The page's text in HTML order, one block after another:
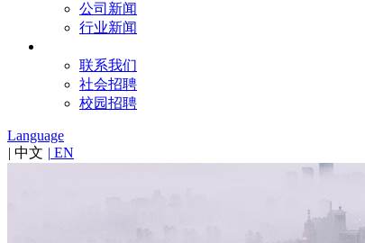
公司新闻
行业新闻
联系我们
社会招聘
校园招聘
Language
| 中文 | EN